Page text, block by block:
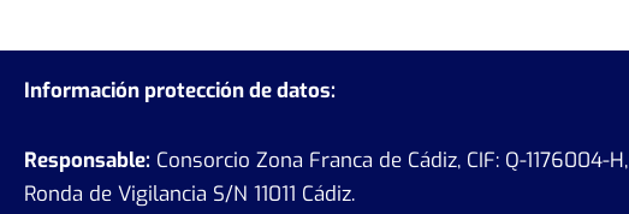
Información protección de datos:
Responsable: Consorcio Zona Franca de Cádiz, CIF: Q-1176004-H,
Ronda de Vigilancia S/N 11011 Cádiz.